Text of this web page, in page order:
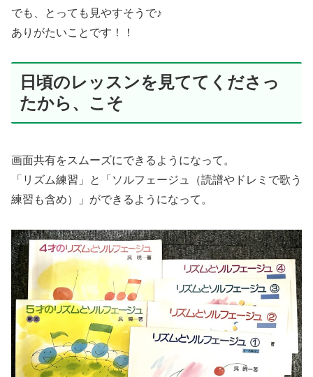
でも、とっても見やすそうで♪
ありがたいことです！！
日頃のレッスンを見ててくださっ
たから、こそ
画面共有をスムーズにできるようになって。
「リズム練習」と「ソルフェージュ（読譜やドレミで歌う
練習も含め）」ができるようになって。